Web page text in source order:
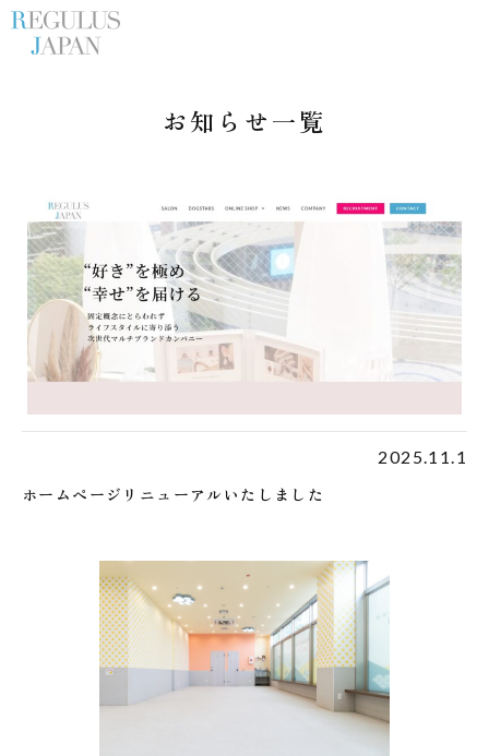
お知らせ一覧
2025.11.1
ホームページリニューアルいたしました